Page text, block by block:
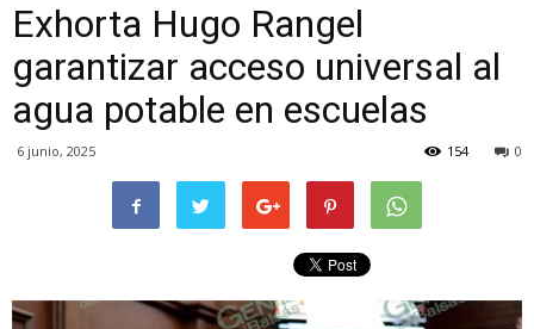
Exhorta Hugo Rangel
garantizar acceso universal al
agua potable en escuelas
6 junio, 2025 0
154